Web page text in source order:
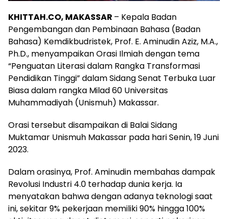
KHITTAH.CO, MAKASSAR – Kepala Badan
Pengembangan dan Pembinaan Bahasa (Badan
Bahasa) Kemdikbudristek, Prof. E. Aminudin Aziz, M.A.,
Ph.D., menyampaikan Orasi Ilmiah dengan tema
“Penguatan Literasi dalam Rangka Transformasi
Pendidikan Tinggi” dalam Sidang Senat Terbuka Luar
Biasa dalam rangka Milad 60 Universitas
Muhammadiyah (Unismuh) Makassar.
Orasi tersebut disampaikan di Balai Sidang
Muktamar Unismuh Makassar pada hari Senin, 19 Juni
2023.
Dalam orasinya, Prof. Aminudin membahas dampak
Revolusi Industri 4.0 terhadap dunia kerja. Ia
menyatakan bahwa dengan adanya teknologi saat
ini, sekitar 9% pekerjaan memiliki 90% hingga 100%